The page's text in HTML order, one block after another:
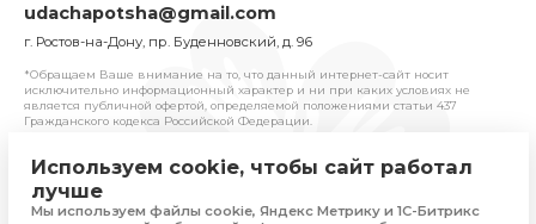
udachapotsha@gmail.com
г. Ростов-на-Дону, пр. Буденновский, д. 96
*Обращаем Ваше внимание на то, что данный интернет-сайт носит
исключительно информационный характер и ни при каких условиях не
является публичной офертой, определяемой положениями cтатьи 437
Гражданского кодекса Российской Федерации.
© 2025 «Удача» | Франчайзинговая сеть
Используем cookie, чтобы сайт работал
лучше
Мы используем файлы cookie, Яндекс Метрику и 1С-Битрикс